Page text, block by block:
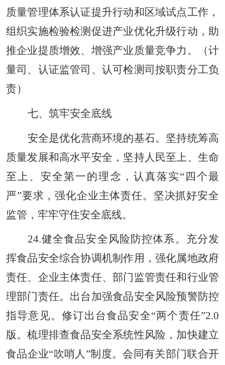
质量管理体系认证提升行动和区域试点工作，
组织实施检验检测促进产业优化升级行动，助
推企业提质增效、增强产业质量竞争力。（计
量司、认证监管司、认可检测司按职责分工负
责）
七、筑牢安全底线
安全是优化营商环境的基石。坚持统筹高
质量发展和高水平安全，坚持人民至上、生命
至上、安全第一的理念，认真落实“四个最
严”要求，强化企业主体责任。坚决抓好安全
监管，牢牢守住安全底线。
24.健全食品安全风险防控体系。充分发
挥食品安全综合协调机制作用，强化属地政府
责任、企业主体责任、部门监管责任和行业管
理部门责任。出台加强食品安全风险预警防控
指导意见。修订出台食品安全“两个责任”2.0
版。梳理排查食品安全系统性风险，加快建立
食品企业“吹哨人”制度。会同有关部门联合开